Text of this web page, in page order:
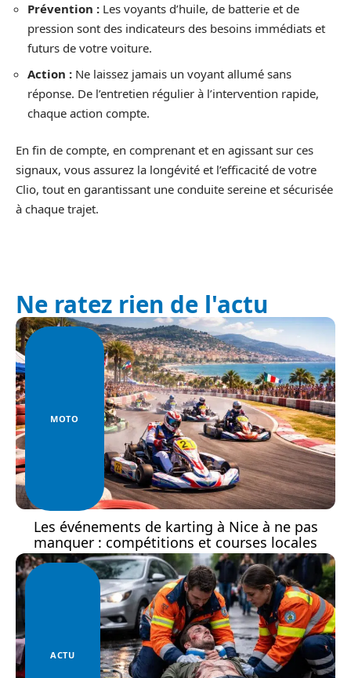
Prévention : Les voyants d’huile, de batterie et de
pression sont des indicateurs des besoins immédiats et
futurs de votre voiture.
Action : Ne laissez jamais un voyant allumé sans
réponse. De l’entretien régulier à l’intervention rapide,
chaque action compte.
En fin de compte, en comprenant et en agissant sur ces
signaux, vous assurez la longévité et l’efficacité de votre
Clio, tout en garantissant une conduite sereine et sécurisée
à chaque trajet.
Ne ratez rien de l'actu
MOTO
Les événements de karting à Nice à ne pas
manquer : compétitions et courses locales
ACTU